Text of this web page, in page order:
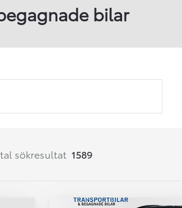
Corolla
HYBRID
bilar
sökresultat 1589